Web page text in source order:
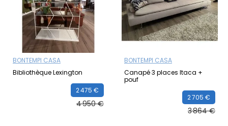
BONTEMPI CASA
Bibliothèque Lexington
2 475 €
4 950 €
BONTEMPI CASA
Canapé 3 places Itaca +
pouf
2 705 €
3 864 €